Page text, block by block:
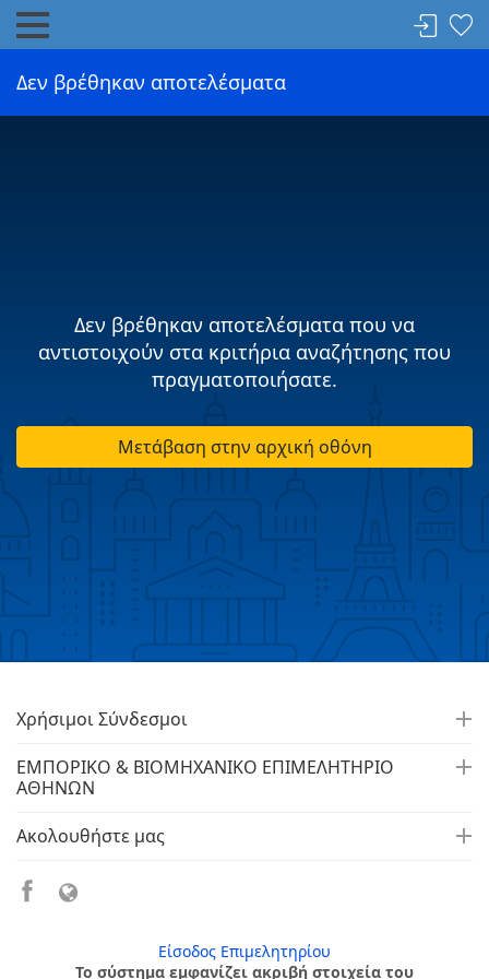
Δεν βρέθηκαν αποτελέσματα
Δεν βρέθηκαν αποτελέσματα που να
αντιστοιχούν στα κριτήρια αναζήτησης που
πραγματοποιήσατε.
Μετάβαση στην αρχική οθόνη
Χρήσιμοι Σύνδεσμοι
ΕΜΠΟΡΙΚΟ & ΒΙΟΜΗΧΑΝΙΚΟ ΕΠΙΜΕΛΗΤΗΡΙΟ
ΑΘΗΝΩΝ
Ακολουθήστε μας
Είσοδος Επιμελητηρίου
Το σύστημα εμφανίζει ακριβή στοιχεία του